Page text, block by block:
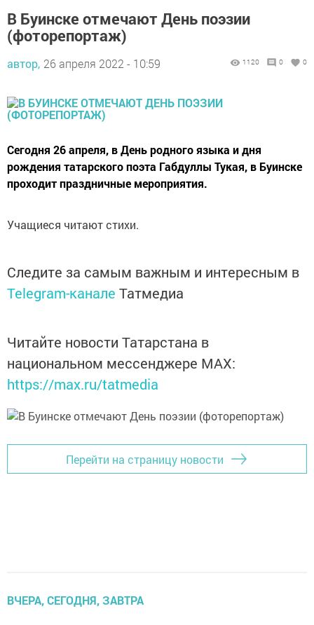
В Буинске отмечают День поэзии
(фоторепортаж)
автор, 26 апреля 2022 - 10:59 1120 0 0
Сегодня 26 апреля, в День родного языка и дня
рождения татарского поэта Габдуллы Тукая, в Буинске
проходит праздничные мероприятия.
Учащиеся читают стихи.
Следите за самым важным и интересным в
Telegram-канале Татмедиа
Читайте новости Татарстана в
национальном мессенджере MАХ:
https://max.ru/tatmedia
Перейти на страницу новости
ВЧЕРА, СЕГОДНЯ, ЗАВТРА